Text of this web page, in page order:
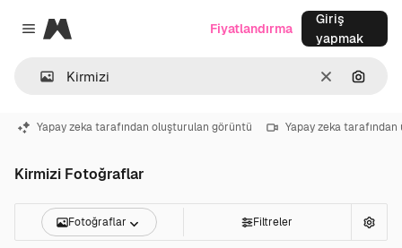
Close menu
Magnific
Temizlemek
Fiyatlandırma
Giriş
yapmak
Yapay zeka tarafından oluşturulan görüntü Yapay zeka
Kirmizi Fotoğraflar
Fotoğraflar Filtreler